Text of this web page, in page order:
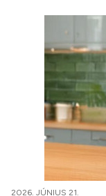
2026. JÚNIUS 21.